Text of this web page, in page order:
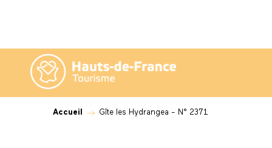
contenu
principal
Accueil Gîte les Hydrangea - N° 2371